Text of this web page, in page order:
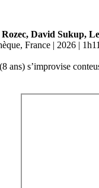
David Sukup,
France | 2026 | 1h11
ans) s’improvise